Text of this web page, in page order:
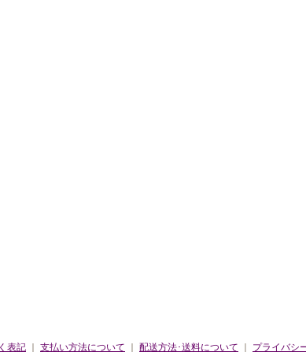
表記 支払い方法について 配送方法･送料について プライバシ